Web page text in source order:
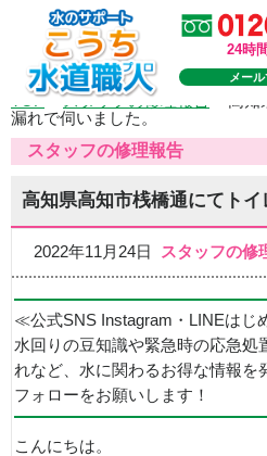
24時
メー
TOP>スタッフの修理報告
漏れで伺いました。
スタッフの修理報告
高知県高知市桟橋通にてトイ
2022年11月24日 スタッフの修
≪公式SNS Instagram・LINEはじ
水回りの豆知識や緊急時の応急処
れなど、水に関わるお得な情報を
フォローをお願いします！
こんにちは。